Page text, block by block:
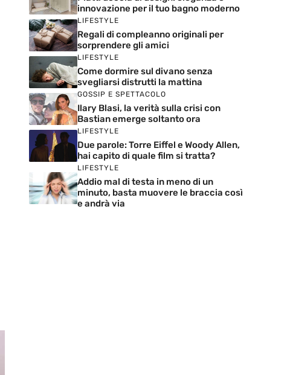
innovazione per il tuo bagno moderno
LIFESTYLE
Regali di compleanno originali per
sorprendere gli amici
LIFESTYLE
Come dormire sul divano senza
svegliarsi distrutti la mattina
GOSSIP E SPETTACOLO
Ilary Blasi, la verità sulla crisi con
Bastian emerge soltanto ora
LIFESTYLE
Due parole: Torre Eiffel e Woody Allen,
hai capito di quale film si tratta?
LIFESTYLE
Addio mal di testa in meno di un
minuto, basta muovere le braccia così
e andrà via